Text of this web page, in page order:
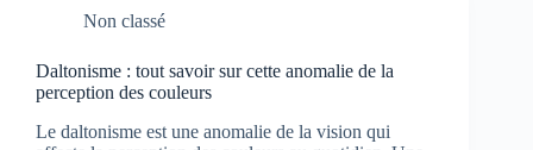
Non classé
Daltonisme : tout savoir sur cette anomalie de la
perception des couleurs
Le daltonisme est une anomalie de la vision qui